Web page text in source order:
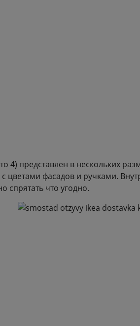
представлен в нескольких
цветами фасадов и ручками.
спрятать что угодно.